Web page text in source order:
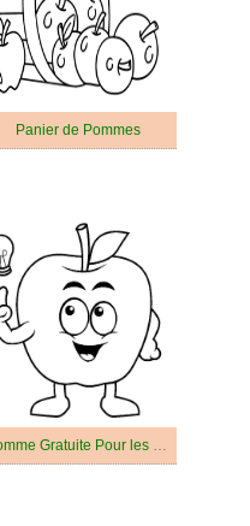
Panier de Pommes
Pomme Gratuite Pour les Enfants